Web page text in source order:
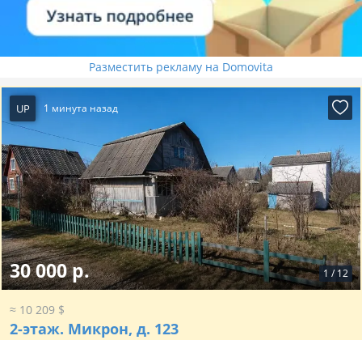
Разместить рекламу на Domovita
UP 1 минута назад
1 / 12
30 000 р.
≈ 10 209 $
2-этаж. Микрон, д. 123